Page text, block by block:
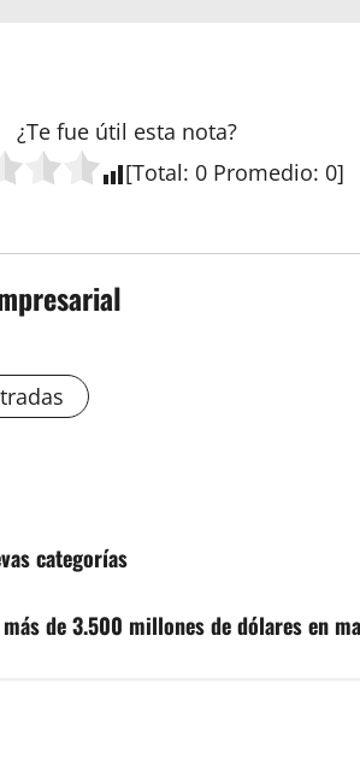
¿Te fue útil esta nota?
[Total: 0 Promedio: 0]
categorías
de 3.500 millones de dólares en